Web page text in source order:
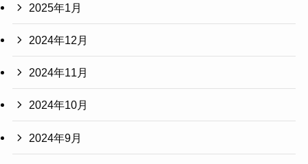
2025年1月
2024年12月
2024年11月
2024年10月
2024年9月